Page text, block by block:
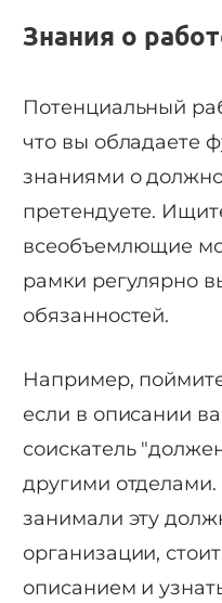
Знания о
Потенциальный
что вы обладаете
знаниями о
претендуете.
всеобъемлющие
рамки регулярно
обязанностей.
Например,
если в описании
соискатель
другими
занимали эту
организации,
описанием и